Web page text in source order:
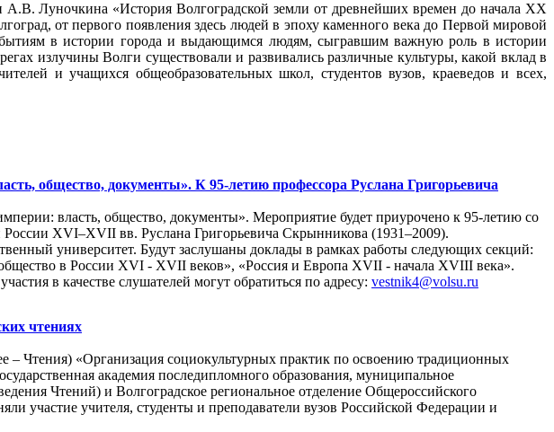
Луночкина «История Волгоградской земли от древнейших времен до начала ХХ
от первого появления здесь людей в эпоху каменного века до Первой мировой
в истории города и выдающимся людям, сыгравшим важную роль в истории
излучины Волги существовали и развивались различные культуры, какой вклад в
и учащихся общеобразовательных школ, студентов вузов, краеведов и всех,
общество, документы». К 95-летию профессора Руслана Григорьевича
власть, общество, документы». Мероприятие будет приурочено к 95-летию со
XVI–XVII вв. Руслана Григорьевича Скрынникова (1931–2009).
университет. Будут заслушаны доклады в рамках работы следующих секций:
в России XVI - XVII веков», «Россия и Европа XVII - начала XVIII века».
в качестве слушателей могут обратиться по адресу: vestnik4@volsu.ru
чтениях
– Чтения) «Организация социокультурных практик по освоению традиционных
академия последипломного образования, муниципальное
Чтений) и Волгоградское региональное отделение Общероссийского
участие учителя, студенты и преподаватели вузов Российской Федерации и